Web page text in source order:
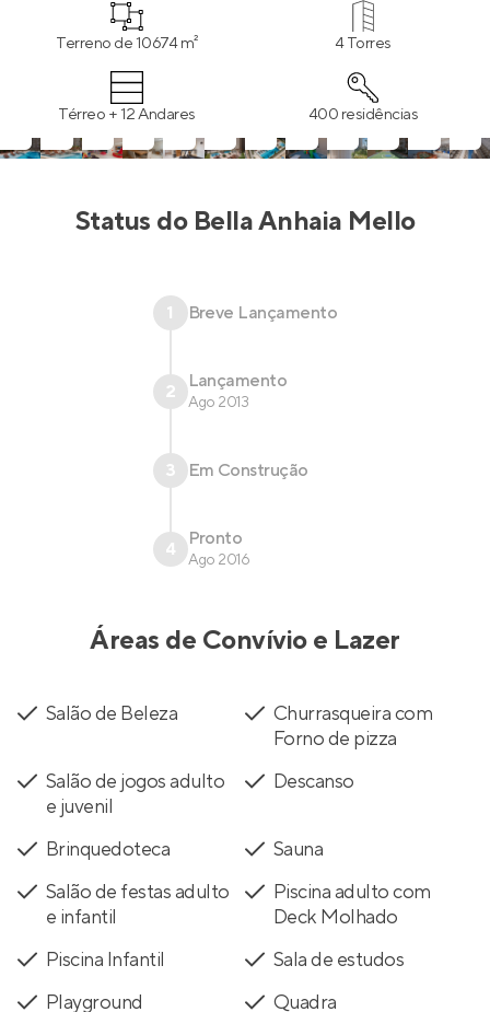
Terreno de 10674 m² 4 Torres
Térreo + 12 Andares 400 residências
Status do Bella Anhaia Mello
1 Breve Lançamento
2 Lançamento
Ago 2013
3 Em Construção
4 Pronto
Ago 2016
Áreas de Convívio e Lazer
Salão de Beleza
Churrasqueira com
Forno de pizza
Salão de jogos adulto
e juvenil
Descanso
Brinquedoteca
Sauna
Salão de festas adulto
e infantil
Piscina adulto com
Deck Molhado
Piscina Infantil
Sala de estudos
Playground
Quadra